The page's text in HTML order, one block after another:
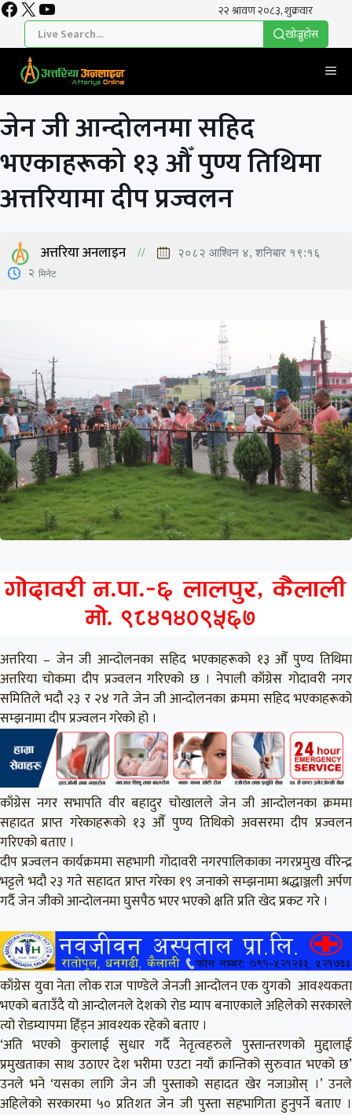
Skip
content
Facebook
X YouTube
खाेज्नुहाेस
जेन जी आन्दोलनमा सहिद
भएकाहरूको १३ औँ पुण्य तिथिमा
अत्तरियामा दीप प्रज्वलन
अत्तरिया अनलाइन २०८२ आश्विन ४, शनिबार १९:१६
2 मिनेट
अत्तरिया – जेन जी आन्दोलनका सहिद भएकाहरूको १३ औँ पुण्य तिथिमा
अत्तरिया चोकमा दीप प्रज्वलन गरिएको छ । नेपाली काँग्रेस गोदावरी नगर
समितिले भदौ २३ र २४ गते जेन जी आन्दोलनका क्रममा सहिद भएकाहरूको
सम्झनामा दीप प्रज्वलन गरेको हो ।
काँग्रेस नगर सभापति वीर बहादुर चोखालले जेन जी आन्दोलनका क्रममा
सहादत प्राप्त गरेकाहरूको १३ औँ पुण्य तिथिको अवसरमा दीप प्रज्वलन
गरिएको बताए ।
दीप प्रज्वलन कार्यक्रममा सहभागी गोदावरी नगरपालिकाका नगरप्रमुख वीरेन्द्र
भट्टले भदौ २३ गते सहादत प्राप्त गरेका १९ जनाको सम्झनामा श्रद्धाञ्जली अर्पण
गर्दै जेन जीको आन्दोलनमा घुसपैठ भएर भएको क्षति प्रति खेद प्रकट गरे ।
काँग्रेस युवा नेता लोक राज पाण्डेले जेनजी आन्दोलन एक युगको आवश्यकता
भएको बताउँदै यो आन्दोलनले देशको रोड म्याप बनाएकाले अहिलेको सरकारले
त्यो रोडम्यापमा हिँड्न आवश्यक रहेको बताए ।
‘अति भएको कुरालाई सुधार गर्दै नेतृत्वहरुले पुस्तान्तरणको मुद्दालाई
प्रमुखताका साथ उठाएर देश भरीमा एउटा नयाँ क्रान्तिको सुरुवात भएको छ’
उनले भने ‘यसका लागि जेन जी पुस्ताको सहादत खेर नजाओस् ।’ उनले
अहिलेको सरकारमा ५० प्रतिशत जेन जी पुस्ता सहभागिता हुनुपर्ने बताए ।